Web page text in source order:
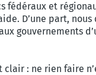
fédéraux et
D’une part,
: ne rien faire